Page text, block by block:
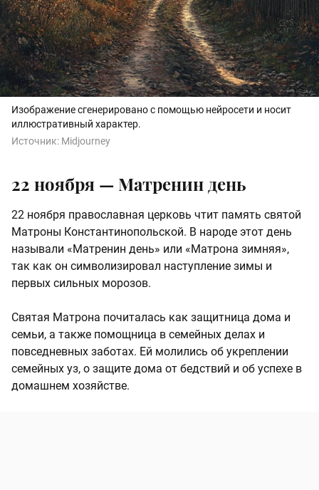
Изображение сгенерировано с помощью нейросети и носит
иллюстративный характер.
Источник: Midjourney
22 ноября — Матренин день
22 ноября православная церковь чтит память святой
Матроны Константинопольской. В народе этот день
называли «Матренин день» или «Матрона зимняя»,
так как он символизировал наступление зимы и
первых сильных морозов.
Святая Матрона почиталась как защитница дома и
семьи, а также помощница в семейных делах и
повседневных заботах. Ей молились об укреплении
семейных уз, о защите дома от бедствий и об успехе в
домашнем хозяйстве.